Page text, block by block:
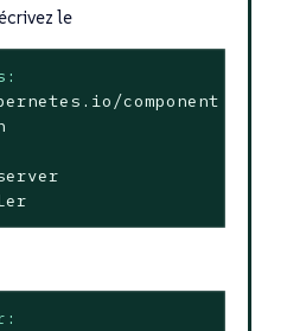
le
component